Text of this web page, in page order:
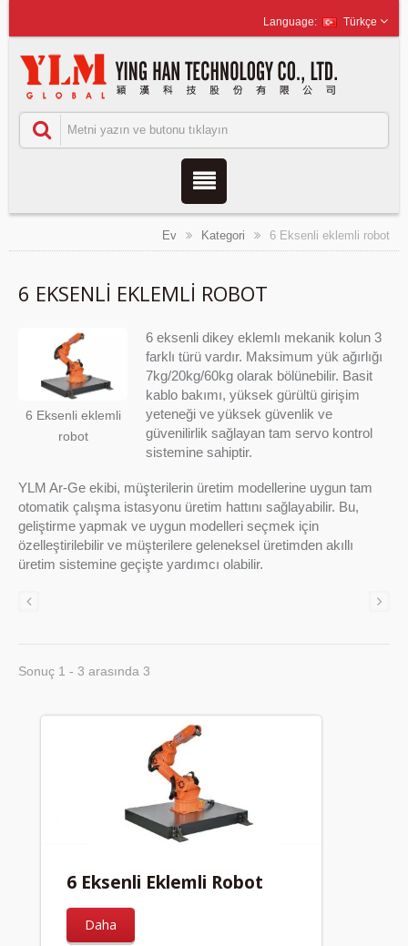
Türkçe
Ev Kategori 6 Eksenli eklemli robot
6 EKSENLI EKLEMLI ROBOT
6 Eksenli eklemli
robot
6 eksenli dikey eklemlı mekanik kolun 3
farklı türü vardır. Maksimum yük ağırlığı
7kg/20kg/60kg olarak bölünebilir. Basit
kablo bakımı, yüksek gürültü girişim
yeteneği ve yüksek güvenlik ve
güvenilirlik sağlayan tam servo kontrol
sistemine sahiptir.
YLM Ar-Ge ekibi, müşterilerin üretim modellerine uygun tam
otomatik çalışma istasyonu üretim hattını sağlayabilir. Bu,
geliştirme yapmak ve uygun modelleri seçmek için
özelleştirilebilir ve müşterilere geleneksel üretimden akıllı
üretim sistemine geçişte yardımcı olabilir.
Sonuç 1 - 3 arasında 3
6 Eksenli Eklemli Robot
Daha